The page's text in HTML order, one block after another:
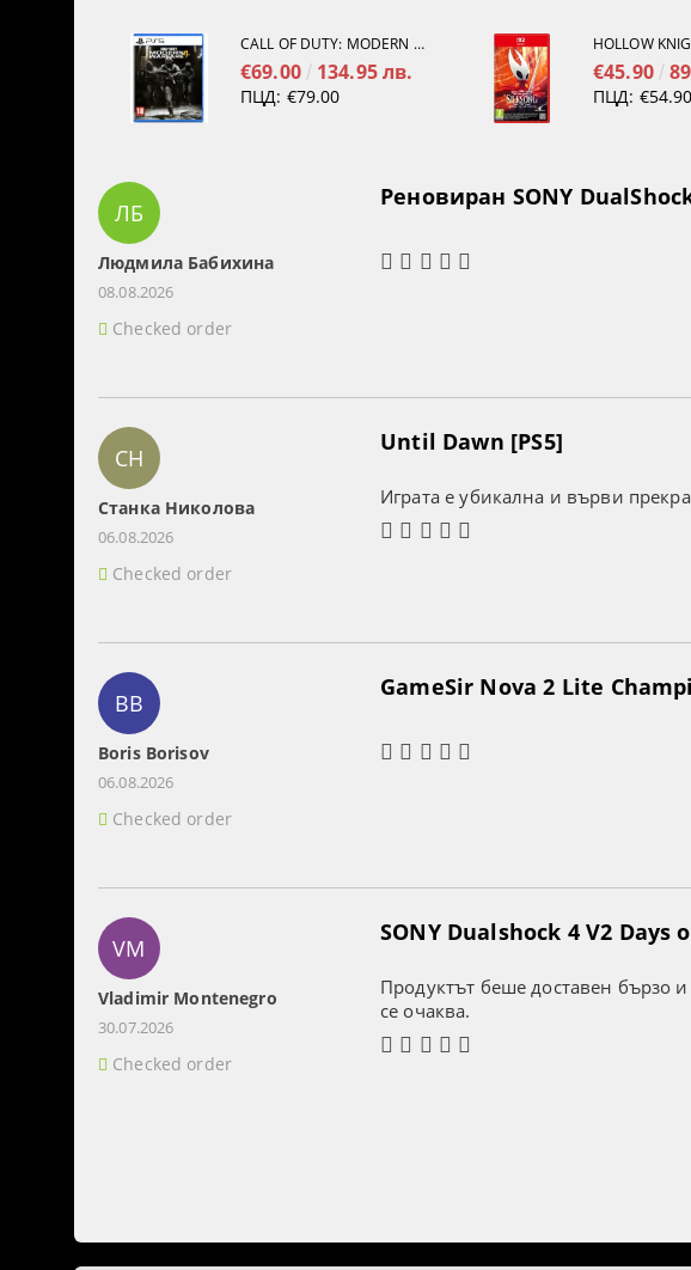
CALL OF DUTY: MODERN WARFARE 4[PS5]
€69.00 134.95 лв.
ПЦД: €79.00
€45.90
ПЦД: €54.90
ЛБ
Людмила Бабихина
08.08.2026
Checked order
Реновиран SONY
СН
Станка Николова
06.08.2026
Checked order
Until Dawn [PS5]
Играта е убикална и върви
BB
Boris Borisov
06.08.2026
Checked order
GameSir Nova 2 Lite
VM
Vladimir Montenegro
30.07.2026
Checked order
SONY Dualshock 4 V2
Продуктът беше доставен бързо
се очаква.